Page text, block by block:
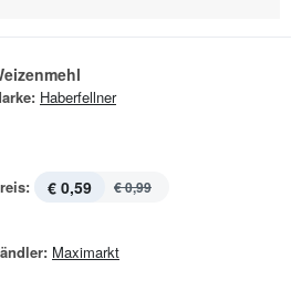
Haberfellner
€ 0,59 € 0,99
Maximarkt